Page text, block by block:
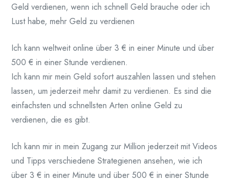
Geld verdienen, wenn ich schnell Geld brauche oder ich
Lust habe, mehr Geld zu verdienen
Ich kann weltweit online über 3 € in einer Minute und über
500 € in einer Stunde verdienen.
Ich kann mir mein Geld sofort auszahlen lassen und stehen
lassen, um jederzeit mehr damit zu verdienen. Es sind die
einfachsten und schnellsten Arten online Geld zu
verdienen, die es gibt.
Ich kann mir in mein Zugang zur Million jederzeit mit Videos
und Tipps verschiedene Strategienen ansehen, wie ich
über 3 € in einer Minute und über 500 € in einer Stunde